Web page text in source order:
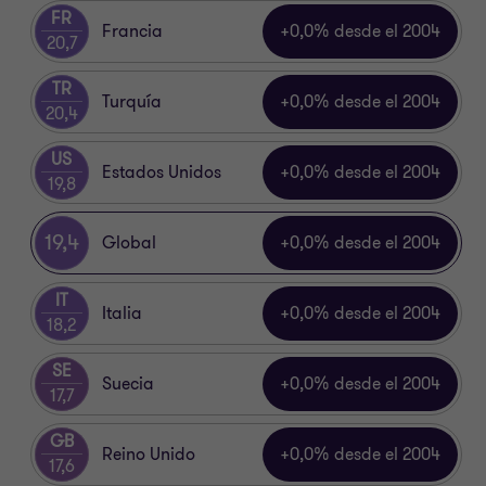
24,1 Global +4,7% desde el 2004
FR
21,2
Francia +0,5% desde el 2004
GR
20,6
Grecia -1,4% desde el 2004
IT
14,3
Italia -3,9% desde el 2004
SE
22,5
Suecia +4,8% desde el 2004
TR
17,2
-3,2% desde el 2004
GB
US
23,3
Estados Unidos +3,5% desde el 2004